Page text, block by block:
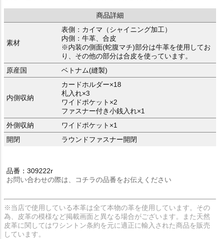
商品詳細
素材
表側：カイマ（シャイニング加工）
内側：牛革、合皮
※内装の側面(蛇腹マチ)部分は牛革を使用してお
り、その他の部分は合皮を使っています。
原産国
ベトナム(縫製)
内側収納
カードホルダー×18
札入れ×3
ワイドポケット×2
ファスナー付き小銭入れ×1
外側収納
ワイドポケット×1
開閉
ラウンドファスナー開閉
品番：309222r
お問い合わせの際は、コチラの品番をお伝えください
※当店で使用している本革は全て本物の革を使用しています。その
為、皮革の模様など掲載画面と異なる場合がございます。また天然
皮革に関してはワシントン条約を元に適正に輸入された商品を販売
しています。